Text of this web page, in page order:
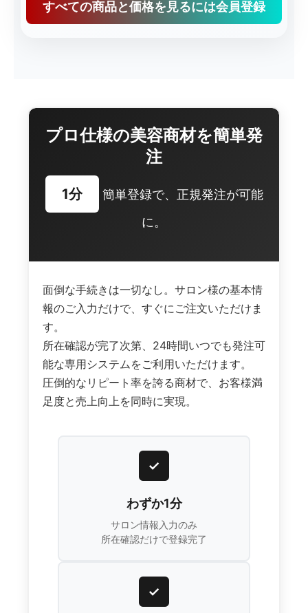
すべての商品と価格を見るには会員登録
プロ仕様の美容商材を簡単発
注
1分
簡単登録で、正規発注が可能
に。
面倒な手続きは一切なし。サロン様の基本情
報のご入力だけで、すぐにご注文いただけま
す。
所在確認が完了次第、24時間いつでも発注可
能な専用システムをご利用いただけます。
圧倒的なリピート率を誇る商材で、お客様満
足度と売上向上を同時に実現。
✓
わずか1分
サロン情報入力のみ
所在確認だけで登録完了
✓